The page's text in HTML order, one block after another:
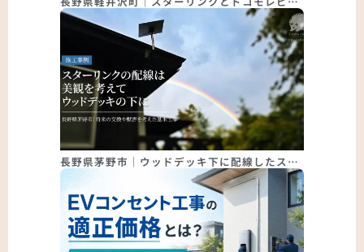
長野県茅野市｜ウッドデッキ下に配線したス…